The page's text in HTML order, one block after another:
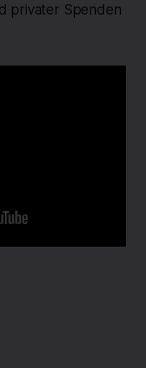
privater Spenden